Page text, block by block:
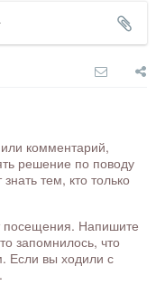
комментарий,
решение по поводу
тем, кто только
посещения. Напишите
запомнилось, что
Если вы ходили с